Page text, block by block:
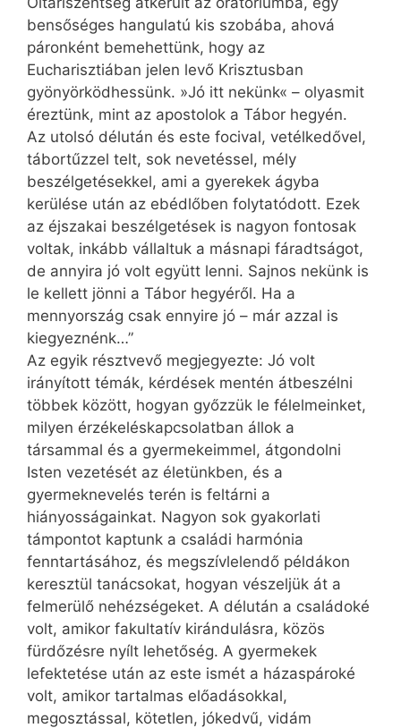
bensőséges hangulatú kis szobába, ahová
páronként bemehettünk, hogy az
Eucharisztiában jelen levő Krisztusban
gyönyörködhessünk. »Jó itt nekünk« – olyasmit
éreztünk, mint az apostolok a Tábor hegyén.
Az utolsó délután és este focival, vetélkedővel,
tábortűzzel telt, sok nevetéssel, mély
beszélgetésekkel, ami a gyerekek ágyba
kerülése után az ebédlőben folytatódott. Ezek
az éjszakai beszélgetések is nagyon fontosak
voltak, inkább vállaltuk a másnapi fáradtságot,
de annyira jó volt együtt lenni. Sajnos nekünk is
le kellett jönni a Tábor hegyéről. Ha a
mennyország csak ennyire jó – már azzal is
kiegyeznénk…”
Az egyik résztvevő megjegyezte: Jó volt
irányított témák, kérdések mentén átbeszélni
többek között, hogyan győzzük le félelmeinket,
milyen érzékeléskapcsolatban állok a
társammal és a gyermekeimmel, átgondolni
Isten vezetését az életünkben, és a
gyermeknevelés terén is feltárni a
hiányosságainkat. Nagyon sok gyakorlati
támpontot kaptunk a családi harmónia
fenntartásához, és megszívlelendő példákon
keresztül tanácsokat, hogyan vészeljük át a
felmerülő nehézségeket. A délután a családoké
volt, amikor fakultatív kirándulásra, közös
fürdőzésre nyílt lehetőség. A gyermekek
lefektetése után az este ismét a házaspároké
volt, amikor tartalmas előadásokkal,
megosztással, kötetlen, jókedvű, vidám